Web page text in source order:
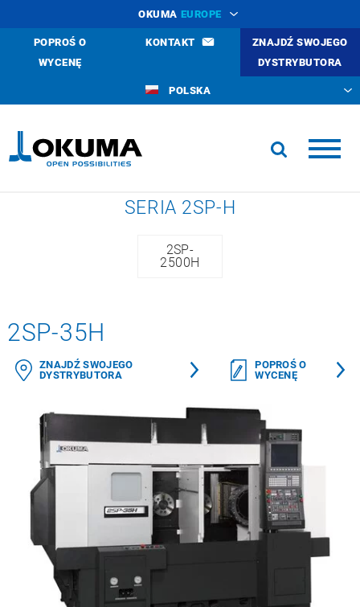
OKUMA EUROPE
POPROŚ O
WYCENĘ
KONTAKT
ZNAJDŹ SWOJEGO
DYSTRYBUTORA
POLSKA
SERIA 2SP-H
2SP-
2500H
2SP-35H
ZNAJDŹ SWOJEGO
DYSTRYBUTORA
POPROŚ O
WYCENĘ